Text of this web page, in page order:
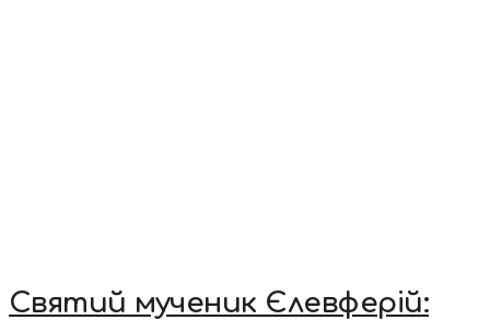
Святий мученик Єлевферій: